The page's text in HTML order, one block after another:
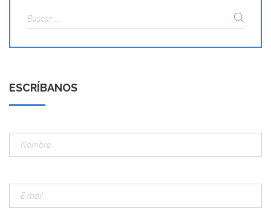
Buscar:
ESCRÍBANOS